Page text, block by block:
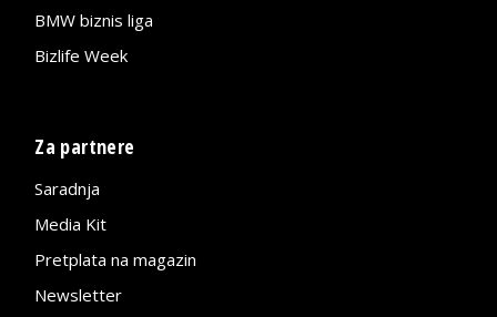
BMW biznis liga
Bizlife Week
Za partnere
Saradnja
Media Kit
Pretplata na magazin
Newsletter